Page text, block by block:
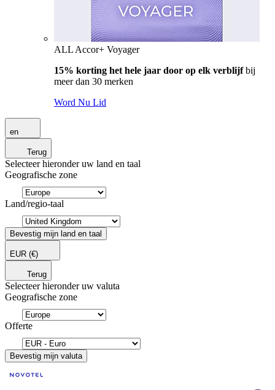
ALL Accor+ Voyager
15% korting het hele jaar door op elk verblijfbij
meer dan 30 merken
Word Nu Lid
en
Terug
Selecteer hieronder uw land en taal
Geografische zone
Land/regio-taal
Bevestig mijn land en taal
EUR (€)
Terug
Selecteer hieronder uw valuta
Geografische zone
Offerte
Bevestig mijn valuta